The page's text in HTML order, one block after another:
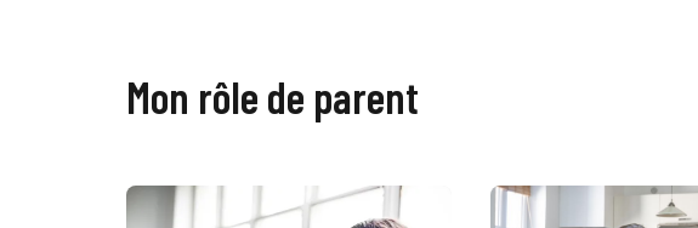
Mon rôle de parent